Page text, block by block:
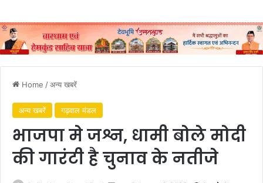
Home /अन्य खबरें
अन्य खबरें गढ़वाल मंडल
भाजपा मे जश्न, धामी बोले मोदी
की गारंटी है चुनाव के नतीजे